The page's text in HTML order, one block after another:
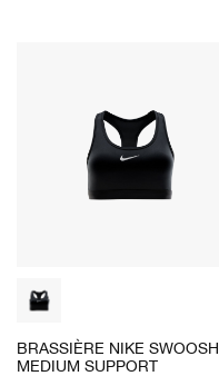
BRASSIÈRE NIKE SWOOSH
MEDIUM SUPPORT